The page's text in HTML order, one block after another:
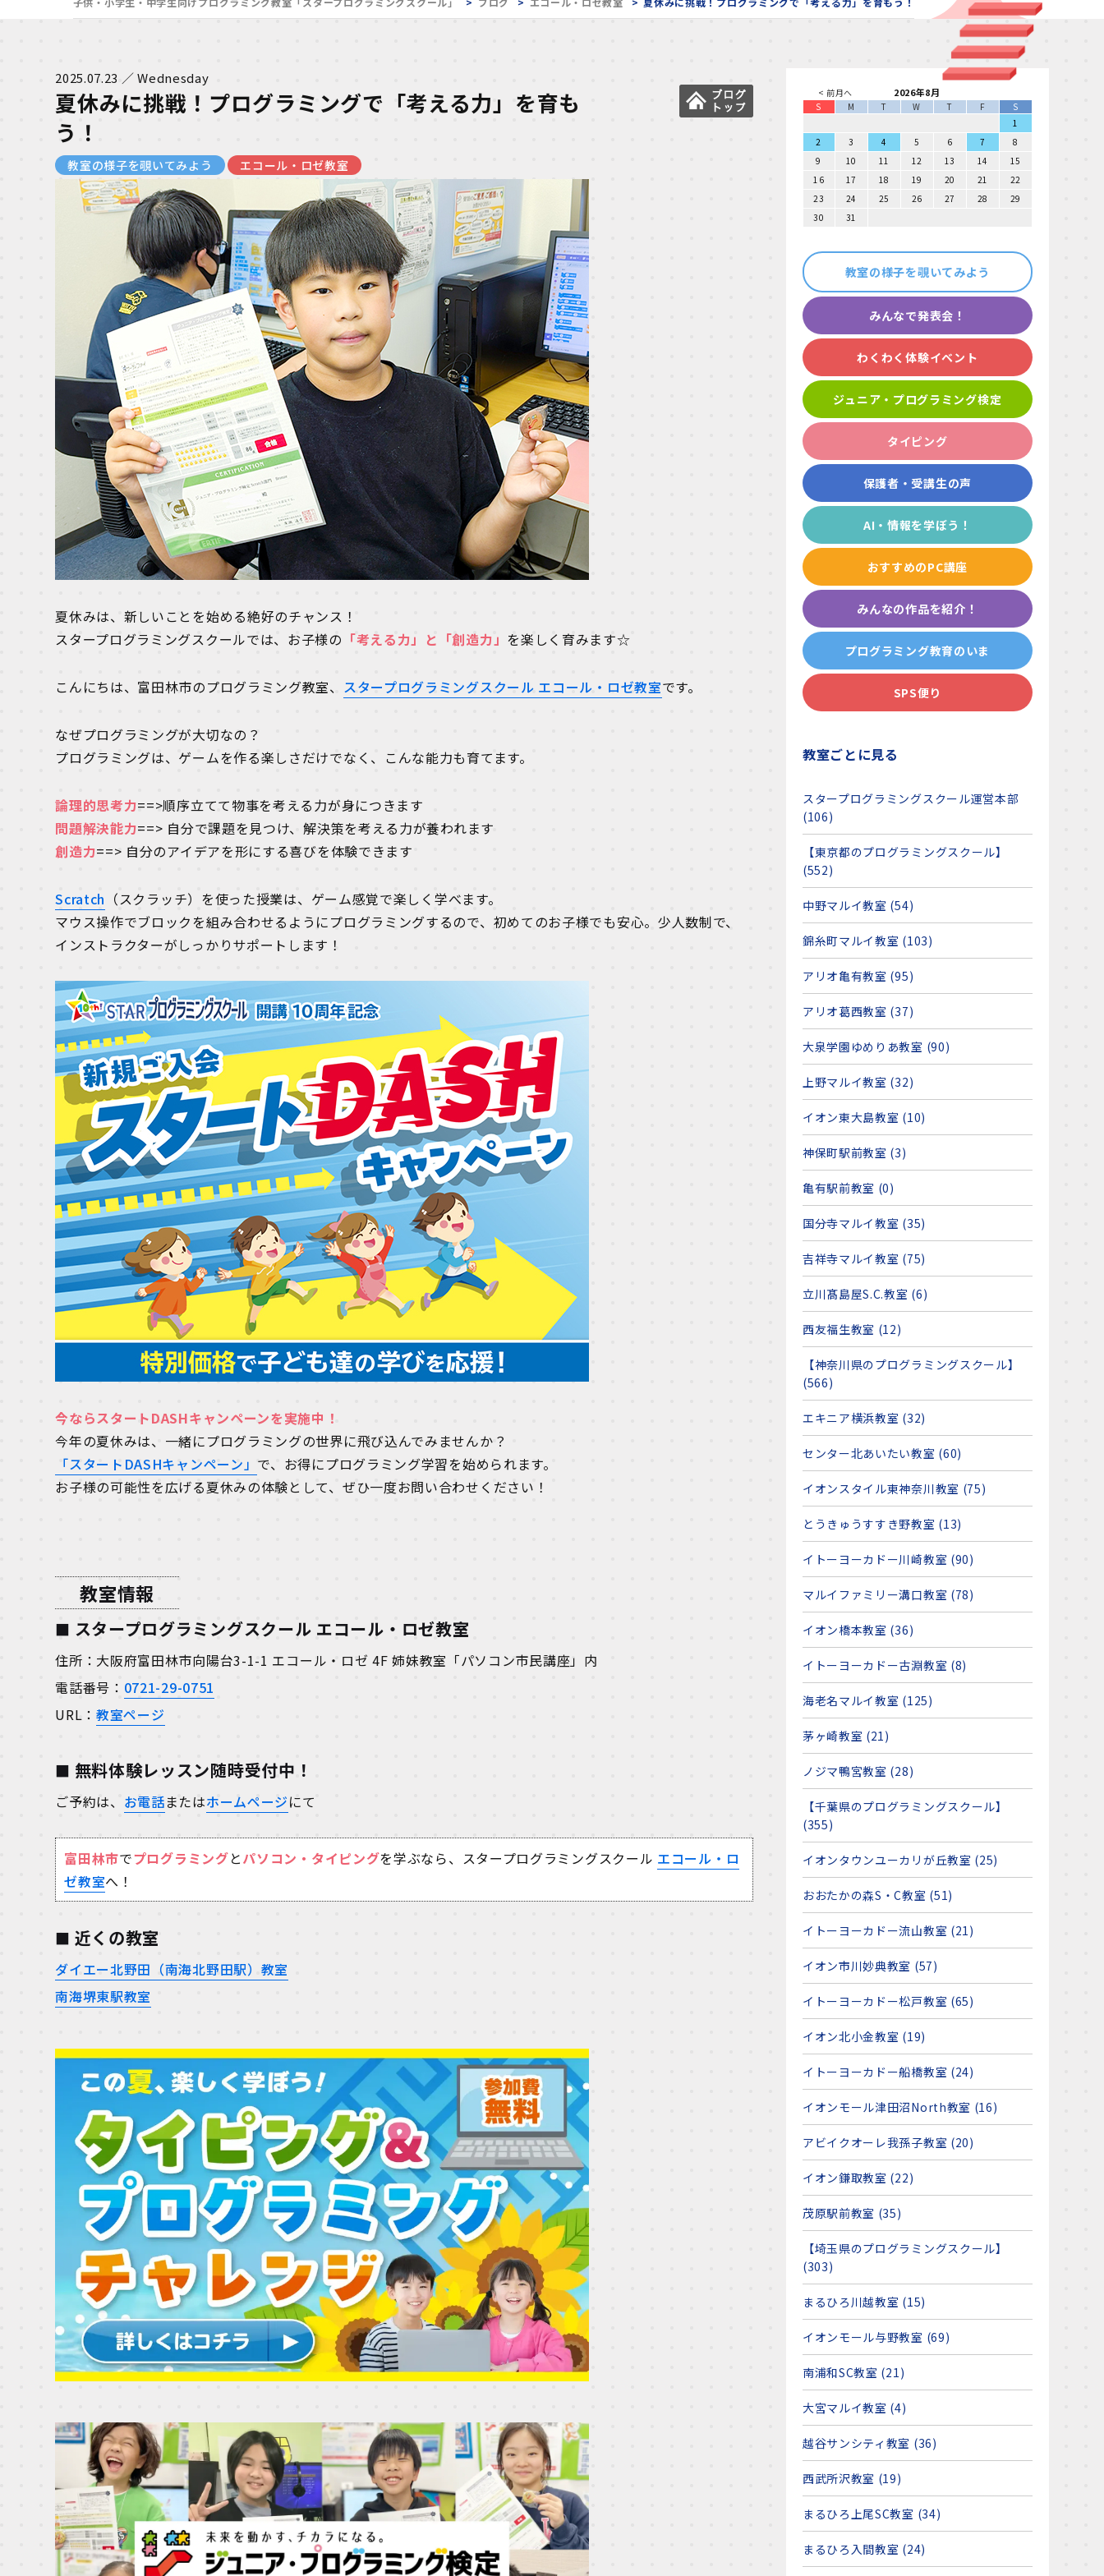
2025.07.23 ／ Wednesday
夏休みに挑戦！プログラミングで「考える力」を育も
う！
教室の様子を覗いてみよう エコール・ロゼ教室
夏休みは、新しいことを始める絶好のチャンス！
スタープログラミングスクールでは、お子様の 「考える力」と「創造力」 を楽しく育みます☆
こんにちは、富田林市のプログラミング教室、 スタープログラミングスクール エコール・ロゼ教室です。
なぜプログラミングが大切なの？
プログラミングは、ゲームを作る楽しさだけでなく、こんな能力も育てます。
論理的思考力==>順序立てて物事を考える力が身につきます
問題解決能力==> 自分で課題を見つけ、解決策を考える力が養われます
創造力==> 自分のアイデアを形にする喜びを体験できます
Scratch （スクラッチ）を使った授業は、ゲーム感覚で楽しく学べます。
マウス操作でブロックを組み合わせるようにプログラミングするので、初めてのお子様でも安心。少人数制で、
インストラクターがしっかりサポートします！
今ならスタートDASHキャンペーンを実施中！
今年の夏休みは、一緒にプログラミングの世界に飛び込んでみませんか？
「スタートDASHキャンペーン」 で、お得にプログラミング学習を始められます。
お子様の可能性を広げる夏休みの体験として、ぜひ一度お問い合わせください！
教室情報
スタープログラミングスクール エコール・ロゼ教室
住所：大阪府富田林市向陽台3-1-1 エコール・ロゼ 4F 姉妹教室「パソコン市民講座」内
電話番号： 0721-29-0751
URL： 教室ページ
無料体験レッスン随時受付中！
ご予約は、 お電話またはホームページにて
富田林市でプログラミングとパソコン・タイピングを学ぶなら、スタープログラミングスクール エコール・ロ
ゼ教室へ！
近くの教室
ダイエー北野田（南海北野田駅）教室
南海堺東駅教室
< 前月へ 2026年8月
S M T W T F
S
1
2
3 4 5 6 7
8
9
10 11 12 13 14
15
16
17 18 19 20 21
22
23
24 25 26 27 28
29
30
31
教室の様子を覗いてみよう
みんなで発表会！
わくわく体験イベント
ジュニア・プログラミング検定
タイピング
保護者・受講生の声
AI・情報を学ぼう！
おすすめのPC講座
みんなの作品を紹介！
プログラミング教育のいま
SPS便り
教室ごとに見る
スタープログラミングスクール運営本部
(106)
【東京都のプログラミングスクール】
(552)
中野マルイ教室 (54)
錦糸町マルイ教室 (103)
アリオ亀有教室 (95)
アリオ葛西教室 (37)
大泉学園ゆめりあ教室 (90)
上野マルイ教室 (32)
イオン東大島教室 (10)
神保町駅前教室 (3)
亀有駅前教室 (0)
国分寺マルイ教室 (35)
吉祥寺マルイ教室 (75)
立川髙島屋S.C.教室 (6)
西友福生教室 (12)
【神奈川県のプログラミングスクール】
(566)
エキニア横浜教室 (32)
センター北あいたい教室 (60)
イオンスタイル東神奈川教室 (75)
とうきゅうすすき野教室 (13)
イトーヨーカドー川崎教室 (90)
マルイファミリー溝口教室 (78)
イオン橋本教室 (36)
イトーヨーカドー古淵教室 (8)
海老名マルイ教室 (125)
茅ヶ崎教室 (21)
ノジマ鴨宮教室 (28)
【千葉県のプログラミングスクール】
(355)
イオンタウンユーカリが丘教室 (25)
おおたかの森S・C教室 (51)
イトーヨーカドー流山教室 (21)
イオン市川妙典教室 (57)
イトーヨーカドー松戸教室 (65)
イオン北小金教室 (19)
イトーヨーカドー船橋教室 (24)
イオンモール津田沼North教室 (16)
アビイクオーレ我孫子教室 (20)
イオン鎌取教室 (22)
茂原駅前教室 (35)
【埼玉県のプログラミングスクール】
(303)
まるひろ川越教室 (15)
イオンモール与野教室 (69)
南浦和SC教室 (21)
大宮マルイ教室 (4)
越谷サンシティ教室 (36)
西武所沢教室 (19)
まるひろ上尾SC教室 (34)
まるひろ入間教室 (24)